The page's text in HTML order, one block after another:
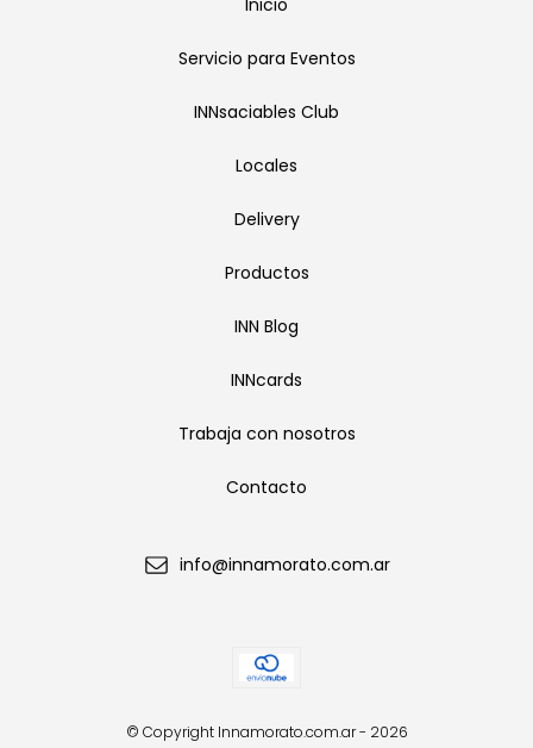
Inicio
Servicio para Eventos
INNsaciables Club
Locales
Delivery
Productos
INN Blog
INNcards
Trabaja con nosotros
Contacto
info@innamorato.com.ar
© Copyright Innamorato.com.ar - 2026